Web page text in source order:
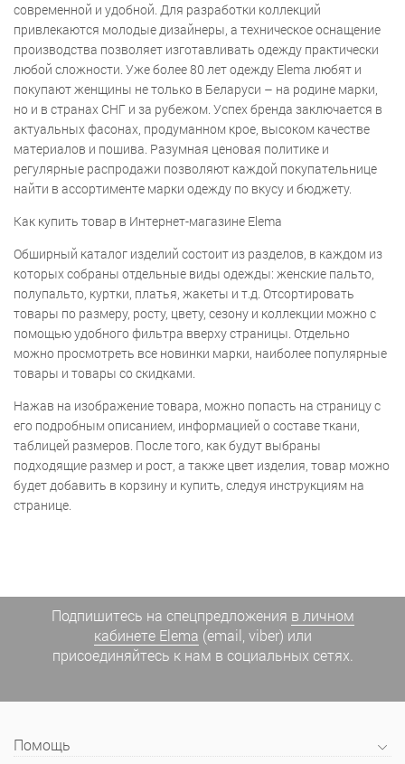
современной и удобной. Для разработки коллекций
привлекаются молодые дизайнеры, а техническое оснащение
производства позволяет изготавливать одежду практически
любой сложности. Уже более 80 лет одежду Elema любят и
покупают женщины не только в Беларуси – на родине марки,
но и в странах СНГ и за рубежом. Успех бренда заключается в
актуальных фасонах, продуманном крое, высоком качестве
материалов и пошива. Разумная ценовая политике и
регулярные распродажи позволяют каждой покупательнице
найти в ассортименте марки одежду по вкусу и бюджету.
Как купить товар в Интернет-магазине Elema
Обширный каталог изделий состоит из разделов, в каждом из
которых собраны отдельные виды одежды: женские пальто,
полупальто, куртки, платья, жакеты и т.д. Отсортировать
товары по размеру, росту, цвету, сезону и коллекции можно с
помощью удобного фильтра вверху страницы. Отдельно
можно просмотреть все новинки марки, наиболее популярные
товары и товары со скидками.
Нажав на изображение товара, можно попасть на страницу с
его подробным описанием, информацией о составе ткани,
таблицей размеров. После того, как будут выбраны
подходящие размер и рост, а также цвет изделия, товар можно
будет добавить в корзину и купить, следуя инструкциям на
странице.
Подпишитесь на спецпредложения в личном
кабинете Elema (email, viber) или
присоединяйтесь к нам в социальных сетях.
Помощь